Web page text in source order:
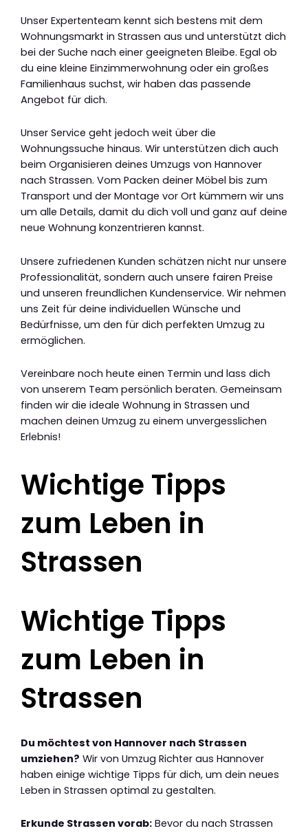
Unser Expertenteam kennt sich bestens mit dem
Wohnungsmarkt in Strassen aus und unterstützt dich
bei der Suche nach einer geeigneten Bleibe. Egal ob
du eine kleine Einzimmerwohnung oder ein großes
Familienhaus suchst, wir haben das passende
Angebot für dich.
Unser Service geht jedoch weit über die
Wohnungssuche hinaus. Wir unterstützen dich auch
beim Organisieren deines Umzugs von Hannover
nach Strassen. Vom Packen deiner Möbel bis zum
Transport und der Montage vor Ort kümmern wir uns
um alle Details, damit du dich voll und ganz auf deine
neue Wohnung konzentrieren kannst.
Unsere zufriedenen Kunden schätzen nicht nur unsere
Professionalität, sondern auch unsere fairen Preise
und unseren freundlichen Kundenservice. Wir nehmen
uns Zeit für deine individuellen Wünsche und
Bedürfnisse, um den für dich perfekten Umzug zu
ermöglichen.
Vereinbare noch heute einen Termin und lass dich
von unserem Team persönlich beraten. Gemeinsam
finden wir die ideale Wohnung in Strassen und
machen deinen Umzug zu einem unvergesslichen
Erlebnis!
Wichtige Tipps
zum Leben in
Strassen
Wichtige Tipps
zum Leben in
Strassen
Du möchtest von Hannover nach Strassen
umziehen? Wir von Umzug Richter aus Hannover
haben einige wichtige Tipps für dich, um dein neues
Leben in Strassen optimal zu gestalten.
Erkunde Strassen vorab: Bevor du nach Strassen